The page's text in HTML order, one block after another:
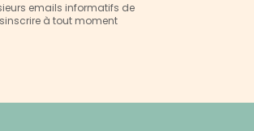
emails informatifs de
à tout moment